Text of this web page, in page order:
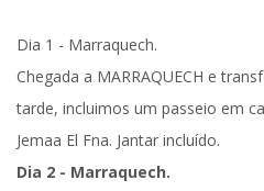
Dia 1 - Marraquech.
Chegada a MARRAQUECH e
tarde, incluimos um passeio em
Jemaa El Fna. Jantar incluído.
Dia 2 - Marraquech.